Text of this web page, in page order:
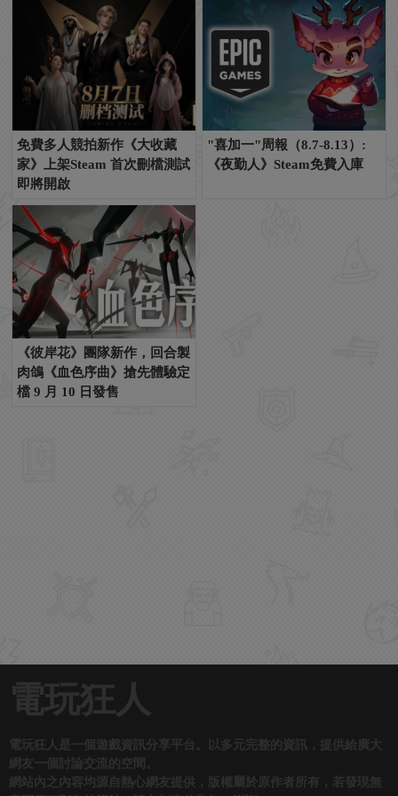
免費多人競拍新作《大收藏
家》上架Steam 首次刪檔測試
即將開啟
"喜加一"周報（8.7-8.13）:
《夜勤人》Steam免費入庫
《彼岸花》團隊新作，回合製
肉鴿《血色序曲》搶先體驗定
檔 9 月 10 日發售
電玩狂人
電玩狂人是一個遊戲資訊分享平台。以多元完整的資訊，提供給廣大
網友一個討論交流的空間。
網站內之內容均源自熱心網友提供，版權屬於原作者所有，若發現無